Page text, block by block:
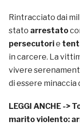
Rintracciato dai
stato arrestato
persecutorie
in carcere. La
vivere
di essere minaccia
LEGGI ANCHE ->
marito violento: